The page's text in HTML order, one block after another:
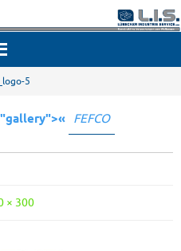
5
FEFCO
× 300